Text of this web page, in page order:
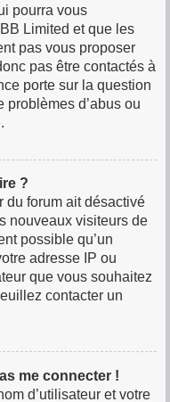
pourra vous
Limited et que les
pas vous proposer
pas être contactés à
porte sur la question
problèmes d’abus ou
?
du forum ait désactivé
nouveaux visiteurs de
possible qu’un
adresse IP ou
que vous souhaitez
contacter un
me connecter !
d’utilisateur et votre